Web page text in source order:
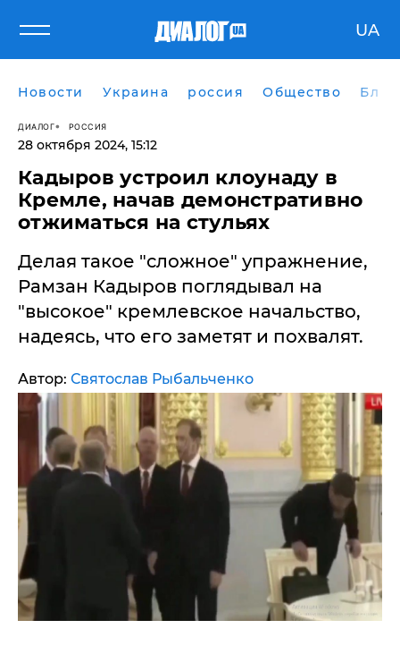
UA
Новости Украина россия Общество
ДИАЛОГ РОССИЯ
28 октября 2024, 15:12
Кадыров устроил клоунаду в
Кремле, начав демонстративно
отжиматься на стульях
Делая такое "сложное" упражнение,
Рамзан Кадыров поглядывал на
"высокое" кремлевское начальство,
надеясь, что его заметят и похвалят.
Автор: Святослав Рыбальченко